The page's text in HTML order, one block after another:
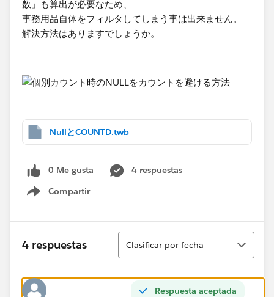
数」も算出が必要なため、
事務用品自体をフィルタしてしまう事は出来ません。
解決方法はありますでしょうか。​
NullとCOUNTD.twb
0 Me gusta
4 respuestas
Compartir
Show menu
4 respuestas
Ordenar
Clasificar por fecha
Respuesta aceptada